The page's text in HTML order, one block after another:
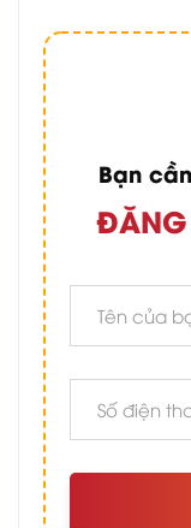
Bạn
ĐĂNG